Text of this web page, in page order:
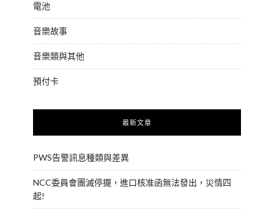
電池
音樂故事
音樂類與其他
預付卡
最新文章
PWS告警訊息種類與差異
NCC委員會團滅停擺，進口核准函無法發出，災情四
起!